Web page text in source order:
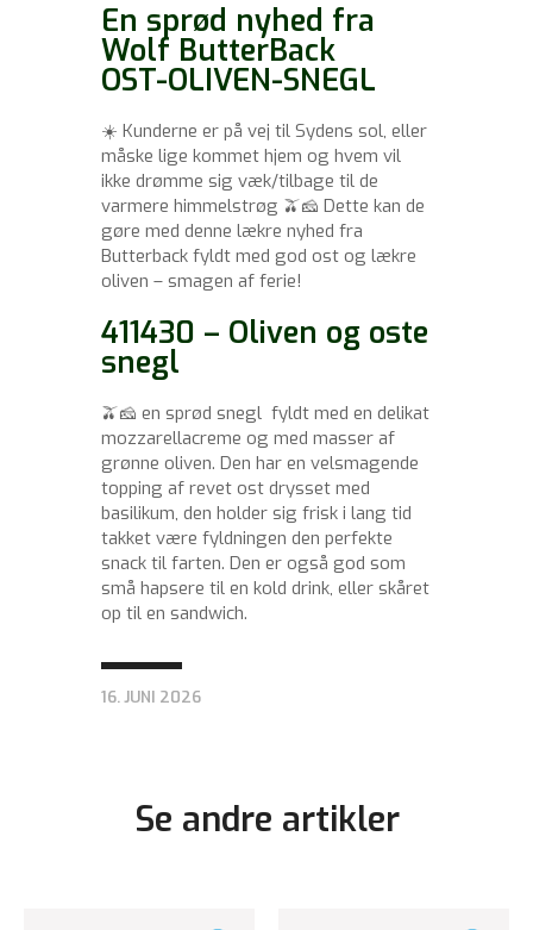
En sprød nyhed fra
Wolf ButterBack
OST-OLIVEN-SNEGL
☀️ Kunderne er på vej til Sydens sol, eller
måske lige kommet hjem og hvem vil
ikke drømme sig væk/tilbage til de
varmere himmelstrøg 🫒🧀 Dette kan de
gøre med denne lækre nyhed fra
Butterback fyldt med god ost og lækre
oliven – smagen af ferie!
411430 – Oliven og oste
snegl
🫒🧀 en sprød snegl fyldt med en delikat
mozzarellacreme og med masser af
grønne oliven. Den har en velsmagende
topping af revet ost drysset med
basilikum, den holder sig frisk i lang tid
takket være fyldningen den perfekte
snack til farten. Den er også god som
små hapsere til en kold drink, eller skåret
op til en sandwich.
16. JUNI 2026
Se andre artikler